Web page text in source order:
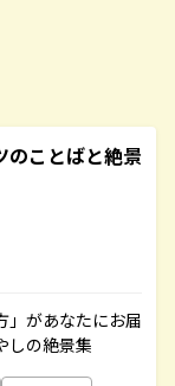
のことばと絶景
」があなたにお届
しの絶景集